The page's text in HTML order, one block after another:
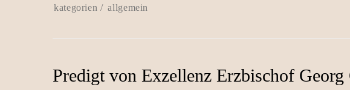
allgemein
Predigt von Exzellenz Erzbischof Georg